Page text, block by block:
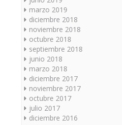
marzo 2019
diciembre 2018
noviembre 2018
octubre 2018
septiembre 2018
junio 2018
marzo 2018
diciembre 2017
noviembre 2017
octubre 2017
julio 2017
diciembre 2016